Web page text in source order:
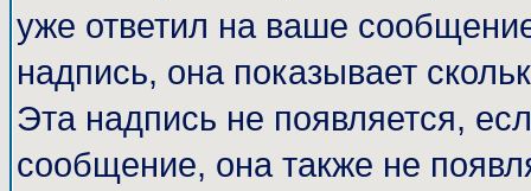
уже ответил на ваше
надпись, она показывает
Эта надпись не появляется,
сообщение, она также не